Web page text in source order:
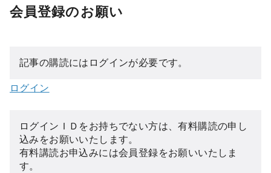
会員登録のお願い
記事の購読にはログインが必要です。
ログイン
ログインＩＤをお持ちでない方は、有料購読の申し
込みをお願いいたします。
有料講読お申込みには会員登録をお願いいたしま
す。